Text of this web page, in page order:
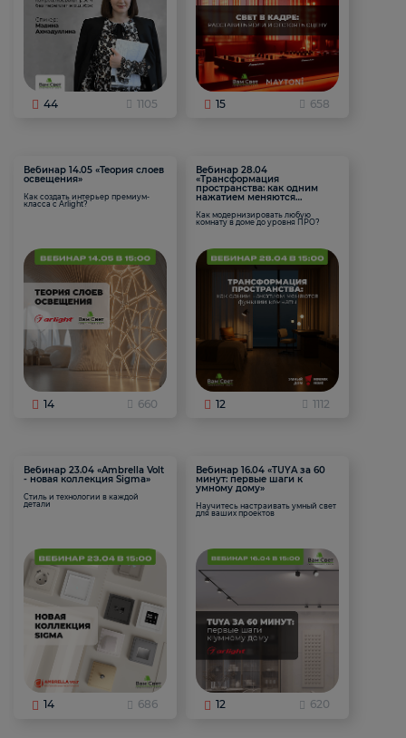
44 1105 15 658
Вебинар 14.05 «Теория слоев
освещения»
Как создать интерьер премиум-
класса с Arlight?
14 660
Вебинар 28.04
«Трансформация
пространства: как одним
нажатием меняются
Как модернизировать любую
комнату в доме до уровня ПРО?
12 1112
Вебинар 23.04 «Ambrella Volt
- новая коллекция Sigma»
Стиль и технологии в каждой
детали
14 686
Вебинар 16.04 «TUYA за 60
минут: первые шаги к
умному дому»
Научитесь настраивать умный свет
для ваших проектов
12 620